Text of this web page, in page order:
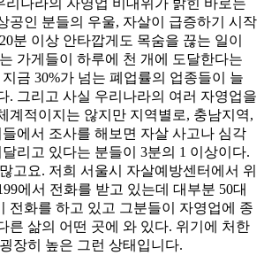
리나라의 자영업 비대위가 밝힌 바로는
공인 분들의 우울, 자살이 급증하기 시작
20분 이상 안타깝게도 목숨을 끊는 일이
가게들이 하루에 천 개에 도달한다는
지금 30%가 넘는 폐업률의 업종들이 늘
. 그리고 사실 우리나라의 여러 자영업을
계적이지는 않지만 지역별로, 충남지역,
에서 조사를 해보면 자살 사고나 심각
리고 있다는 분들이 3분의 1 이상이다.
고요. 저희 서울시 자살예방센터에서 위
에서 전화를 받고 있는데 대부분 50대
전화를 하고 있고 그분들이 자영업에 종
른 삶의 어떤 곳에 와 있다. 위기에 처한
장히 높은 그런 상태입니다.